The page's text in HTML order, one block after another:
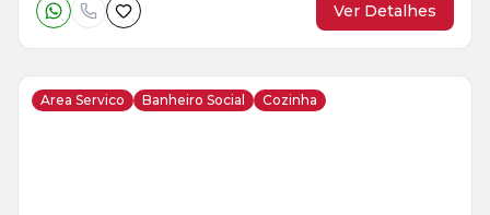
Ver Detalhes
Area Servico Banheiro Social Cozinha